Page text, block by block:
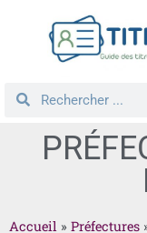
Accueil » Préfectures